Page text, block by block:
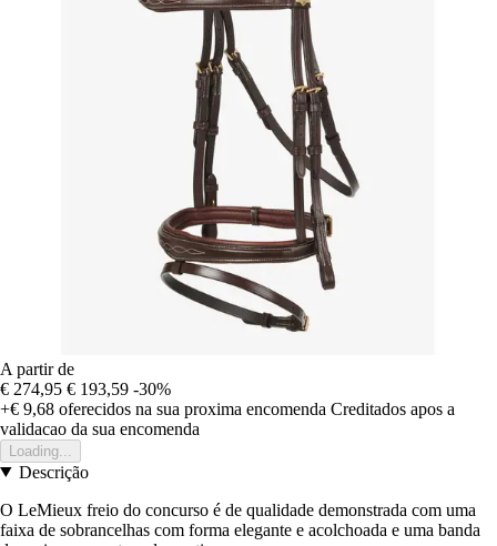
A partir de
€ 274,95 € 193,59 -30%
+€ 9,68 oferecidos na sua proxima encomenda Creditados apos a
validacao da sua encomenda
Loading...
Descrição
O LeMieux freio do concurso é de qualidade demonstrada com uma
faixa de sobrancelhas com forma elegante e acolchoada e uma banda